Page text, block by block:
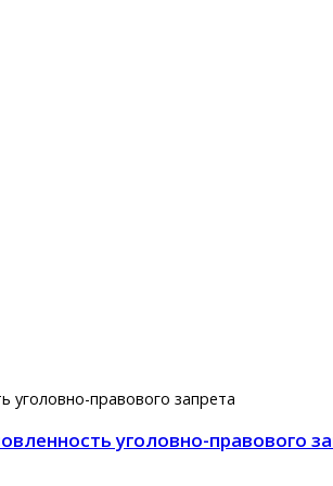
уголовно-правового запрета
уголовно-правового